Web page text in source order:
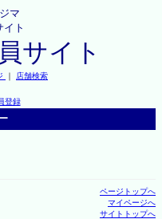
マ
イト
サイト
｜ 店舗検索
登録
ページトップへ
マイページへ
サイトトップへ